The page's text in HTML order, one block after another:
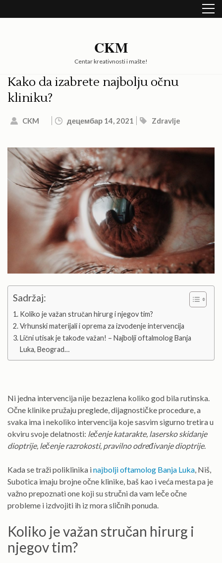
to
CKM
Centar kreativnosti i mašte!
Kako da izabrete najbolju očnu
kliniku?
CKM децембар 14, 2021 Zdravlje
Sadržaj:
Koliko je važan stručan hirurg i njegov tim?
Vrhunski materijali i oprema za izvođenje intervencija
Lični utisak je takođe važan! – Najbolji oftalmolog Banja
Luka, Beograd…
Ni jedna intervencija nije bezazlena koliko god bila rutinska.
Očne klinike pružaju preglede, dijagnostičke procedure, a
svaka ima i nekoliko intervencija koje sasvim sigurno tretira u
okviru svoje delatnosti: lečenje katarakte, lasersko skidanje
dioptrije, lečenje razrokosti, pravilno određivanje dioptrije.
Kada se traži poliklinika inajbolji oftamolog Banja Luka, Niš,
Subotica imaju brojne očne klinike, baš kao i veća mesta pa je
važno prepoznati one koji su stručni da vam leče očne
probleme i izdvojiti ih iz mora sličnih ponuda.
Koliko je važan stručan hirurg i
njegov tim?